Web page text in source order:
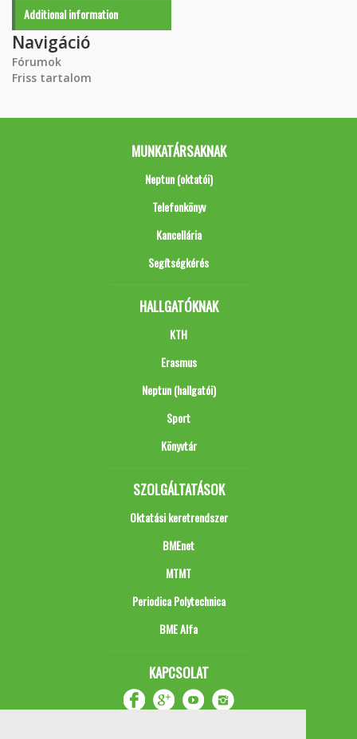
Additional information
Navigáció
Fórumok
Friss tartalom
MUNKATÁRSAKNAK
Neptun (oktatói)
Telefonkönyv
Kancellária
Segítségkérés
HALLGATÓKNAK
KTH
Erasmus
Neptun (hallgatói)
Sport
Könyvtár
SZOLGÁLTATÁSOK
Oktatási keretrendszer
BMEnet
MTMT
Periodica Polytechnica
BME Alfa
KAPCSOLAT